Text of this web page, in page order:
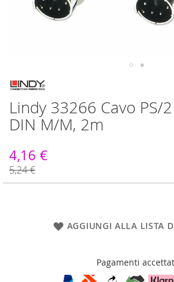
Vai
all'inizio
della
galleria
di
Lindy 33266 Cavo PS/
DIN M/M, 2m
4,16 €
5,24 €
AGGIUNGI ALLA LISTA
Pagamenti